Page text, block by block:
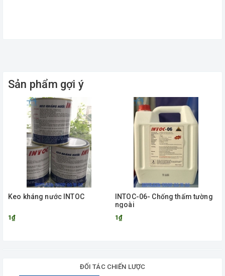
Sản phẩm gợi ý
Keo kháng nước INTOC
1₫
INTOC-06- Chống thấm tường
ngoài
1₫
ĐỐI TÁC CHIẾN LƯỢC